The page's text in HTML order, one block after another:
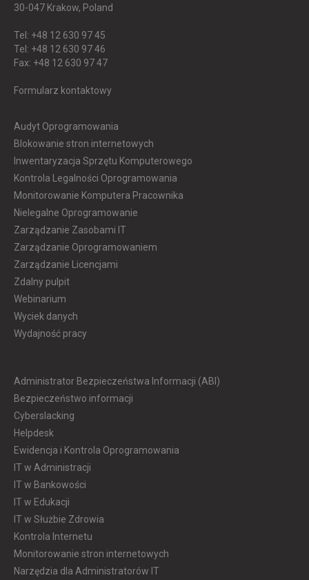
30-047 Krakow, Poland
Tel: +48 12 630 97 45
Tel: +48 12 630 97 46
Fax: +48 12 630 97 47
Formularz kontaktowy
Audyt Oprogramowania
Blokowanie stron internetowych
Inwentaryzacja Sprzętu Komputerowego
Kontrola Legalności Oprogramowania
Monitorowanie Komputera Pracownika
Nielegalne Oprogramowanie
Zarządzanie Zasobami IT
Zarządzanie Oprogramowaniem
Zarządzanie Licencjami
Zdalny pulpit
Webinarium
Wyciek danych
Wydajność pracy
Administrator Bezpieczeństwa Informacji (ABI)
Bezpieczeństwo informacji
Cyberslacking
Helpdesk
Ewidencja i Kontrola Oprogramowania
IT w Administracji
IT w Bankowości
IT w Edukacji
IT w Służbie Zdrowia
Kontrola Internetu
Monitorowanie stron internetowych
Narzędzia dla Administratorów IT